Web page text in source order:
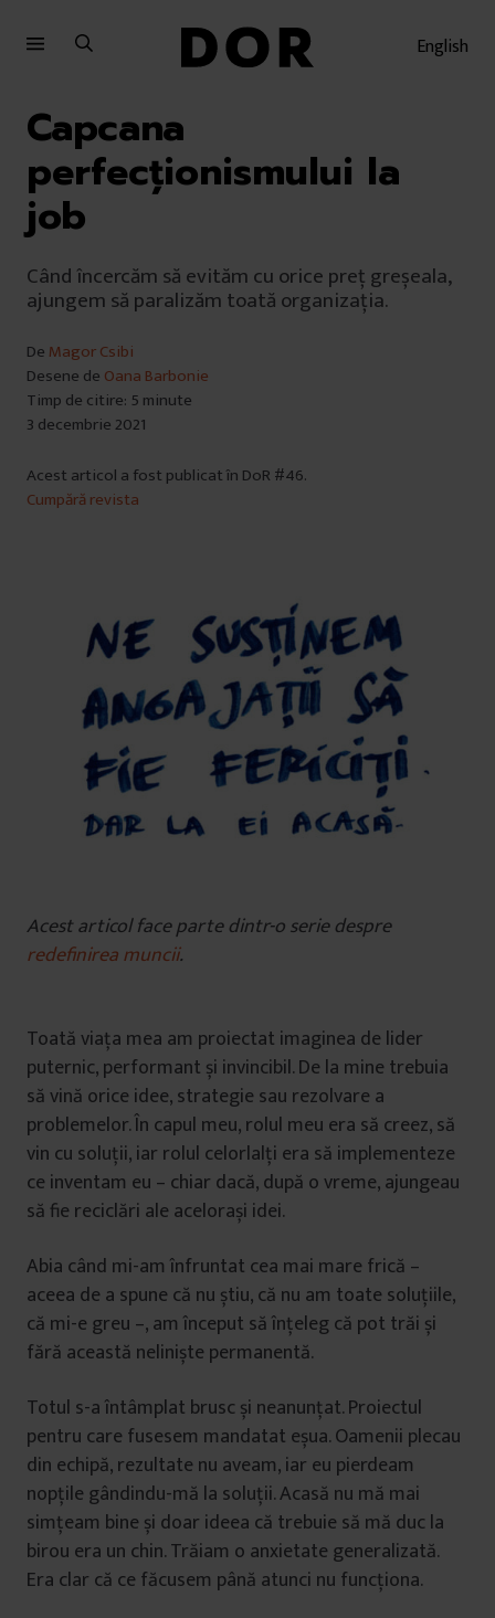
English
Capcana
perfecționismului la
job
Când încercăm să evităm cu orice preț greșeala,
ajungem să paralizăm toată organizația.
De Magor Csibi
Desene de Oana Barbonie
Timp de citire: 5 minute
3 decembrie 2021
Acest articol a fost publicat în DoR #46.
Cumpără revista
Acest articol face parte dintr-o serie despre
redefinirea muncii.
Toată viața mea am proiectat imaginea de lider
puternic, performant și invincibil. De la mine trebuia
să vină orice idee, strategie sau rezolvare a
problemelor. În capul meu, rolul meu era să creez, să
vin cu soluții, iar rolul celorlalți era să implementeze
ce inventam eu – chiar dacă, după o vreme, ajungeau
să fie reciclări ale acelorași idei.
Abia când mi-am înfruntat cea mai mare frică –
aceea de a spune că nu știu, că nu am toate soluțiile,
că mi-e greu –, am început să înțeleg că pot trăi și
fără această neliniște permanentă.
Totul s-a întâmplat brusc și neanunțat. Proiectul
pentru care fusesem mandatat eșua. Oamenii plecau
din echipă, rezultate nu aveam, iar eu pierdeam
nopțile gândindu-mă la soluții. Acasă nu mă mai
simțeam bine și doar ideea că trebuie să mă duc la
birou era un chin. Trăiam o anxietate generalizată.
Era clar că ce făcusem până atunci nu funcționa.